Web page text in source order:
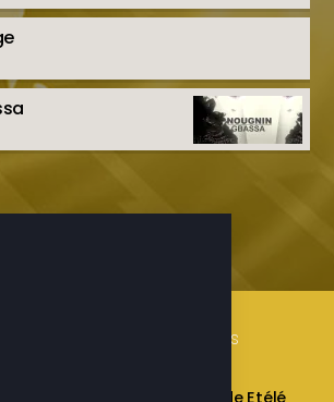
ETELE BENIN Tous droits
LUXE CONSULTING
L’équipe de Etélé